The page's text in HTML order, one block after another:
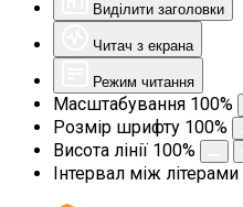
Виділити заголовки
Читач з екрана
Режим читання
Масштабування 100%
Розмір шрифту 100%
Висота лінії 100%
Інтервал між літерами